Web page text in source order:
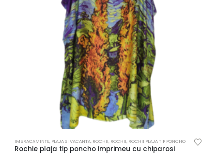
IMBRACAMINTE, PLAJA SI VACANTA, ROCHII, ROCHII, ROCHII PLAJA TIP PONCHO
Rochie plaja tip poncho imprimeu cu chiparosi